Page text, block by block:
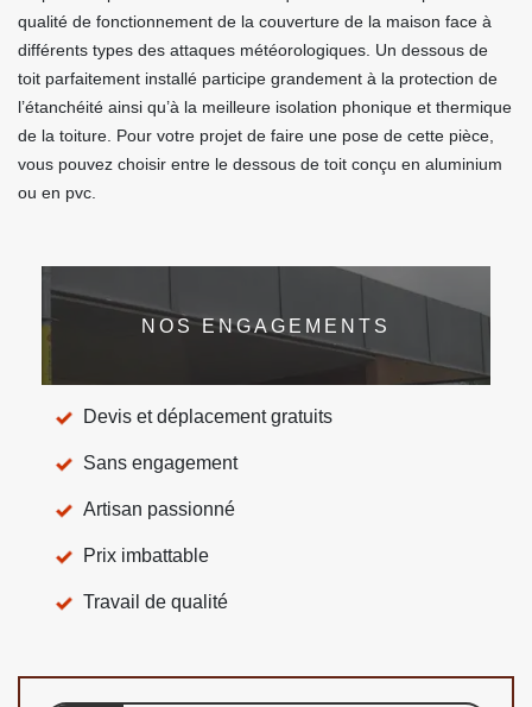
qualité de fonctionnement de la couverture de la maison face à
différents types des attaques météorologiques. Un dessous de
toit parfaitement installé participe grandement à la protection de
l’étanchéité ainsi qu’à la meilleure isolation phonique et thermique
de la toiture. Pour votre projet de faire une pose de cette pièce,
vous pouvez choisir entre le dessous de toit conçu en aluminium
ou en pvc.
NOS ENGAGEMENTS
Devis et déplacement gratuits
Sans engagement
Artisan passionné
Prix imbattable
Travail de qualité